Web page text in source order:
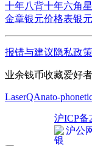
十年八背十年六角星
金章银元价格表银
报错与建议隐私政策
业余钱币收藏爱好者
LaserQAnato-
沪ICP备
沪公